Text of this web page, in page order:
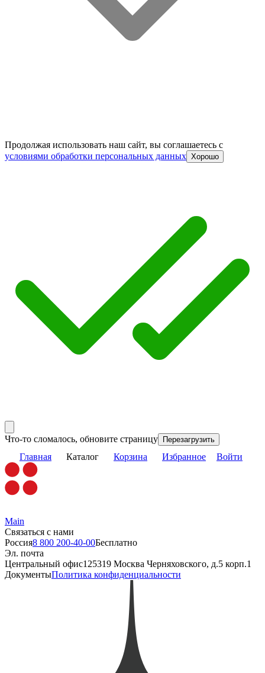
Продолжая использовать наш сайт, вы соглашаетесь c
условиями обработки персональных данных Хорошо
Что-то сломалось, обновите страницу Перезагрузить
Главная Каталог Корзина Избранное Войти
Main
Связаться с нами
Россия8 800 200-40-00Бесплатно
Эл. почта
Центральный офис125319 Москва Черняховского, д.5 корп.1
ДокументыПолитика конфиденциальности